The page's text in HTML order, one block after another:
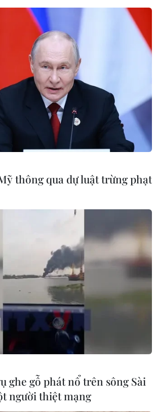
thông qua dự luật trừng phạt
ghe gỗ phát nổ trên sông Sài
người thiệt mạng